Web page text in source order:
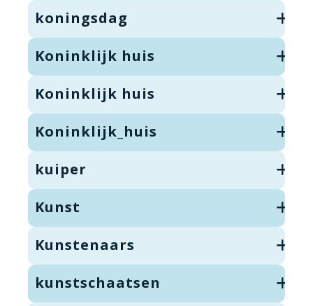
koningsdag
Koninklijk huis
Koninklijk huis
Koninklijk_huis
kuiper
Kunst
Kunstenaars
kunstschaatsen